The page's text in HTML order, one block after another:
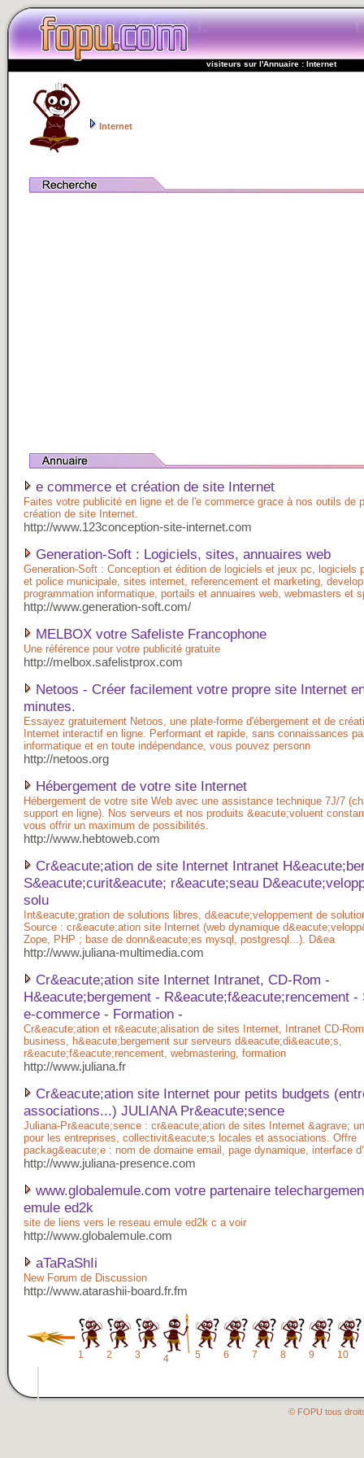
visiteurs sur l'Annuaire : Internet
Internet
e commerce et création de site Internet
Faites votre publicité en ligne et de l'e commerce grace à nos outils de
création de site Internet.
http://www.123conception-site-internet.com
Generation-Soft : Logiciels, sites, annuaires web
Generation-Soft : Conception et édition de logiciels et jeux pc, logiciels
et police municipale, sites internet, referencement et marketing,
programmation informatique, portails et annuaires web, webmasters et
http://www.generation-soft.com/
MELBOX votre Safeliste Francophone
Une référence pour votre publicité gratuite
http://melbox.safelistprox.com
Netoos - Créer facilement votre propre site Internet
minutes.
Essayez gratuitement Netoos, une plate-forme d'ébergement et de
Internet interactif en ligne. Performant et rapide, sans connaissances
informatique et en toute indépendance, vous pouvez personn
http://netoos.org
Hébergement de votre site Internet
Hébergement de votre site Web avec une assistance technique 7J/7
support en ligne). Nos serveurs et nos produits &eacute;voluent
vous offrir un maximum de possibilités.
http://www.hebtoweb.com
Cr&eacute;ation de site Internet Intranet
S&eacute;curit&eacute; r&eacute;seau
solu
Int&eacute;gration de solutions libres, d&eacute;veloppement de
Source : cr&eacute;ation site Internet (web dynamique
Zope, PHP ; base de donn&eacute;es mysql, postgresql...). D&ea
http://www.juliana-multimedia.com
Cr&eacute;ation site Internet Intranet, CD-Rom -
H&eacute;bergement - R&eacute;f&eacute;rencement -
e-commerce - Formation -
Cr&eacute;ation et r&eacute;alisation de sites Internet, Intranet CD-
business, h&eacute;bergement sur serveurs d&eacute;di&eacute;s,
r&eacute;f&eacute;rencement, webmastering, formation
http://www.juliana.fr
Cr&eacute;ation site Internet pour petits budgets
associations...) JULIANA Pr&eacute;sence
Juliana-Pr&eacute;sence : cr&eacute;ation de sites Internet &agrave;
pour les entreprises, collectivit&eacute;s locales et associations. Offre
packag&eacute;e : nom de domaine email, page dynamique, interface
http://www.juliana-presence.com
www.globalemule.com votre partenaire
emule ed2k
site de liens vers le reseau emule ed2k c a voir
http://www.globalemule.com
aTaRaShIi
New Forum de Discussion
http://www.atarashii-board.fr.fm
1 2 3 4 5 6 7 8 9 10
© FOPU tous